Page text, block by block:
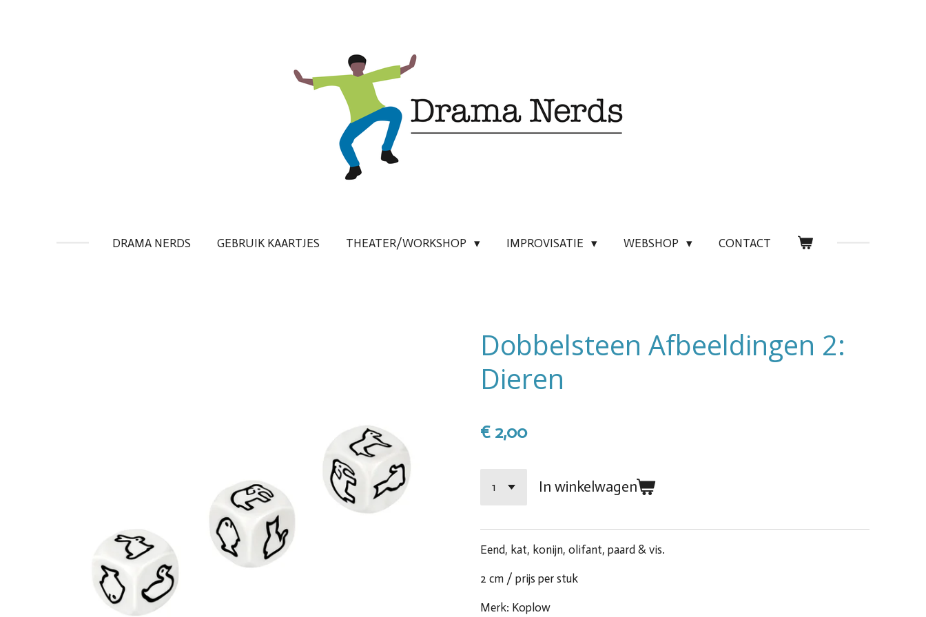
DRAMA NERDS GEBRUIK KAARTJES THEATER/WORKSHOP IMPROVISATIE WEBSHOP CONTACT
Dobbelsteen Afbeeldingen 2:
Dieren
€ 2,00
In winkelwagen
Eend, kat, konijn, olifant, paard & vis.
2 cm / prijs per stuk
Merk: Koplow